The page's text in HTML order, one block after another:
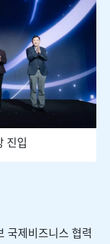
진입
국제비즈니스 협력